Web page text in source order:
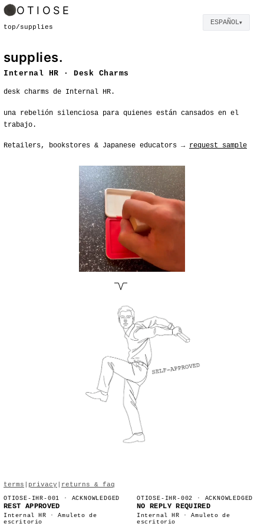
ESPAÑOL▼
OTIOSE
top/supplies
supplies.
Internal HR · Desk Charms
desk charms de Internal HR.
una rebelión silenciosa para quienes están cansados en el
trabajo.
Retailers, bookstores & Japanese educators → request sample
terms privacy returns & faq
OTIOSE-IHR-001 · ACKNOWLEDGED
REST APPROVED
Internal HR · Amuleto de
escritorio
OTIOSE-IHR-002 · ACKNOWLEDGED
NO REPLY REQUIRED
Internal HR · Amuleto de
escritorio